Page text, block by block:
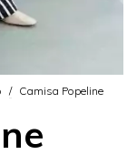
/ Camisa Popeline